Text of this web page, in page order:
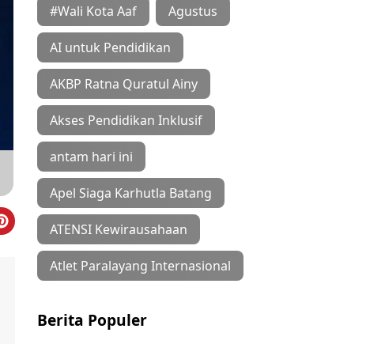
#Wali Kota Aaf Agustus
AI untuk Pendidikan
AKBP Ratna Quratul Ainy
Akses Pendidikan Inklusif
antam hari ini
Apel Siaga Karhutla Batang
ATENSI Kewirausahaan
Atlet Paralayang Internasional
Berita Populer